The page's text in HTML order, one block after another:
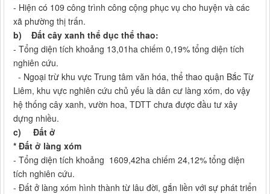
- Hiện có 109 công trình công cộng phục vụ cho huyện và các
xã phường thị trấn.
b) Đất cây xanh thể dục thể thao:
- Tổng diện tích khoảng 13,01ha chiếm 0,19% tổng diện tích
nghiên cứu.
- Ngoại trừ khu vực Trung tâm văn hóa, thể thao quận Bắc Từ
Liêm, khu vực nghiên cứu chủ yếu là dân cư làng xóm, do vậy
hệ thống cây xanh, vườn hoa, TDTT chưa được đầu tư xây
dựng nhiều.
c) Đất ở
* Đất ở làng xóm
- Tổng diện tích khoảng 1609,42ha chiếm 24,12% tổng diện
tích nghiên cứu.
- Đất ở làng xóm hình thành từ lâu đời, gắn liền với sự phát triển